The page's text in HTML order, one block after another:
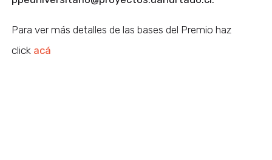
Para ver más detalles de las bases del Premio haz
click acá